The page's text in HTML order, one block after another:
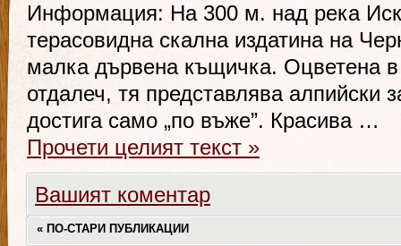
Информация: На 300 м. над река
терасовидна скална издатина на
малка дървена къщичка. Оцветена
отдалеч, тя представлява алпийски
достига само „по въже”. Красива …
Прочети целият текст »
Вашият коментар
« ПО-СТАРИ ПУБЛИКАЦИИ